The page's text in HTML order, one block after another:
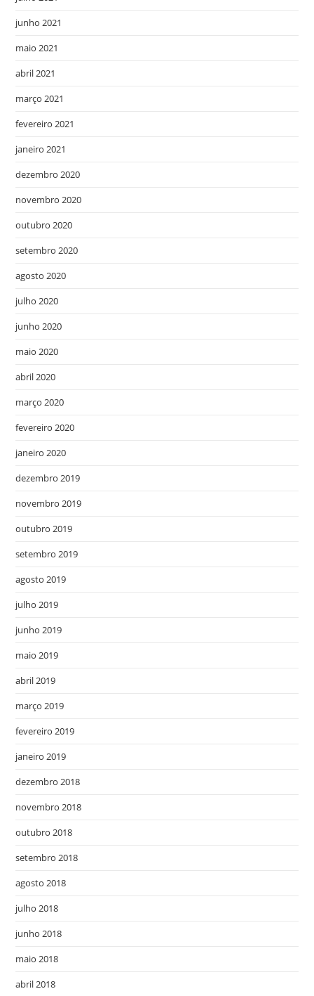
junho 2021
maio 2021
abril 2021
março 2021
fevereiro 2021
janeiro 2021
dezembro 2020
novembro 2020
outubro 2020
setembro 2020
agosto 2020
julho 2020
junho 2020
maio 2020
abril 2020
março 2020
fevereiro 2020
janeiro 2020
dezembro 2019
novembro 2019
outubro 2019
setembro 2019
agosto 2019
julho 2019
junho 2019
maio 2019
abril 2019
março 2019
fevereiro 2019
janeiro 2019
dezembro 2018
novembro 2018
outubro 2018
setembro 2018
agosto 2018
julho 2018
junho 2018
maio 2018
abril 2018